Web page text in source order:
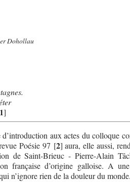
Dohollau
]
aux actes du colloque
Poésie 97 [2] aura, elle aussi,
de Saint-Brieuc - Pierre-Alain
française d’origine galloise. A
n’ignore rien de la douleur du monde.